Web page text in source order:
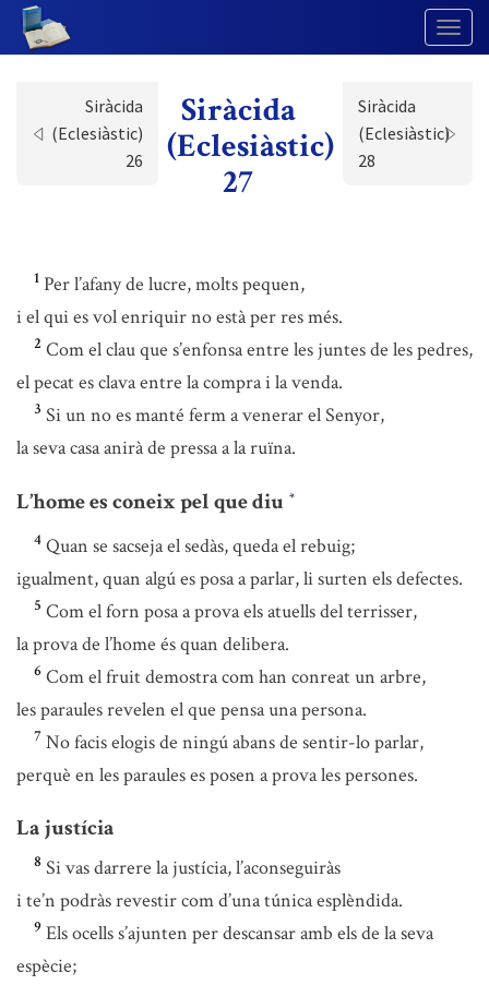
Siràcida
(Eclesiàstic)
26
Siràcida
(Eclesiàstic)
27
Siràcida
(Eclesiàstic)
28
1 Per l’afany de lucre, molts pequen,
i el qui es vol enriquir no està per res més.
2 Com el clau que s’enfonsa entre les juntes de les pedres,
el pecat es clava entre la compra i la venda.
3 Si un no es manté ferm a venerar el Senyor,
la seva casa anirà de pressa a la ruïna.
L’home es coneix pel que diu *
4 Quan se sacseja el sedàs, queda el rebuig;
igualment, quan algú es posa a parlar, li surten els defectes.
5 Com el forn posa a prova els atuells del terrisser,
la prova de l’home és quan delibera.
6 Com el fruit demostra com han conreat un arbre,
les paraules revelen el que pensa una persona.
7 No facis elogis de ningú abans de sentir-lo parlar,
perquè en les paraules es posen a prova les persones.
La justícia
8 Si vas darrere la justícia, l’aconseguiràs
i te’n podràs revestir com d’una túnica esplèndida.
9 Els ocells s’ajunten per descansar amb els de la seva
espècie;